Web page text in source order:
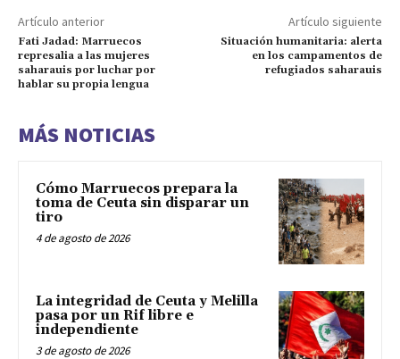
Artículo anterior
Fati Jadad: Marruecos
represalia a las mujeres
saharauis por luchar por
hablar su propia lengua
Artículo siguiente
Situación humanitaria: alerta
en los campamentos de
refugiados saharauis
MÁS NOTICIAS
Cómo Marruecos prepara la
toma de Ceuta sin disparar un
tiro
4 de agosto de 2026
La integridad de Ceuta y Melilla
pasa por un Rif libre e
independiente
3 de agosto de 2026